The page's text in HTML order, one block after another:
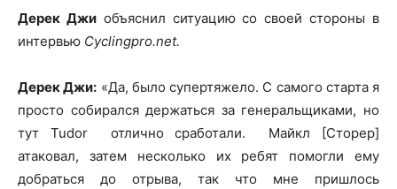
Дерек Джиобъяснил ситуацию со своей стороны в
интервью Cyclingpro.net.
Дерек Джи: «Да, было супертяжело. С самого старта я
просто собирался держаться за генеральщиками, но
тут Tudor отлично сработали. Майкл [Сторер]
атаковал, затем несколько их ребят помогли ему
добраться до отрыва, так что мне пришлось